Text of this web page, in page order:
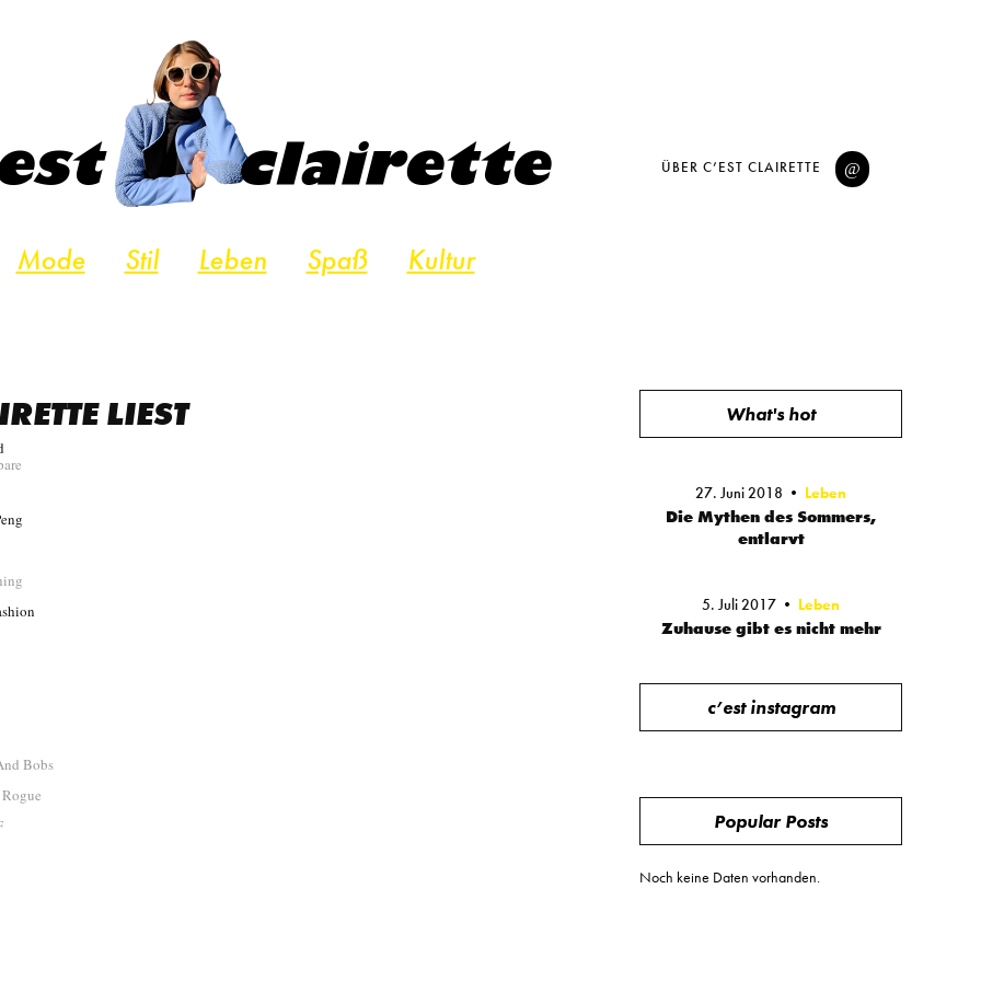
Mode Stil Leben Spaß Kultur
@
ÜBER C’EST CLAIRETTE
LIEST
Bobs
What's hot
27. Juni 2018 Leben
Die Mythen des Sommers,
entlarvt
5. Juli 2017 Leben
Zuhause gibt es nicht mehr
c’est instagram
Popular Posts
Noch keine Daten vorhanden.